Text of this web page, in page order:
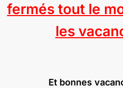
fermés tout le
les
Et bonnes